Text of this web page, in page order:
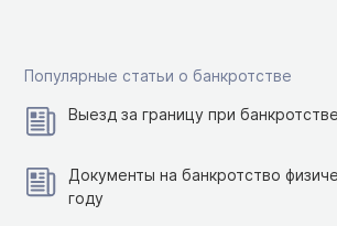
Популярные статьи о банкротстве
Выезд за границу при банкротстве
Документы на банкротство
году